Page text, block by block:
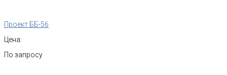
Проект ББ-56
Цена:
По запросу